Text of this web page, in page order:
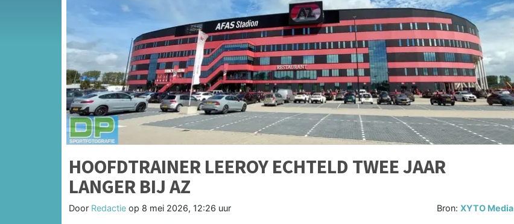
HOOFDTRAINER LEEROY ECHTELD TWEE JAAR
LANGER BIJ AZ
Door Redactie op 8 mei 2026, 12:26 uur Bron:XYTO Media